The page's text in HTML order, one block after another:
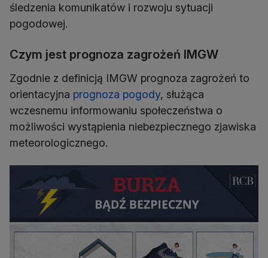
śledzenia komunikatów i rozwoju sytuacji
pogodowej.
Czym jest prognoza zagrożeń IMGW
Zgodnie z definicją IMGW prognoza zagrożeń to
orientacyjna prognoza pogody, służąca
wczesnemu informowaniu społeczeństwa o
możliwości wystąpienia niebezpiecznego zjawiska
meteorologicznego.